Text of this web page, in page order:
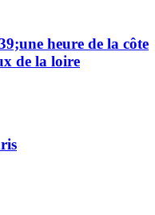
heure de la côte
de la loire